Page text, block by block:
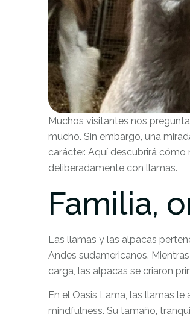
Muchos visitantes nos
mucho. Sin embargo, una
carácter. Aquí descubrirá
deliberadamente con llamas.
Familia,
Las llamas y las alpacas
Andes sudamericanos.
carga, las alpacas se criaron
En el Oasis Lama, las llamas
mindfulness. Su tamaño,